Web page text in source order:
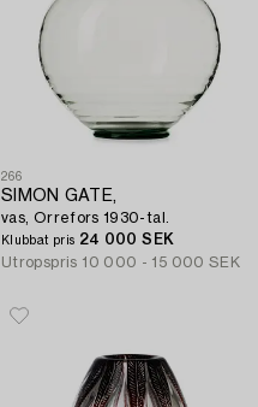
266
SIMON GATE,
vas, Orrefors 1930-tal.
Klubbat pris 24 000 SEK
Utropspris 10 000 - 15 000 SEK